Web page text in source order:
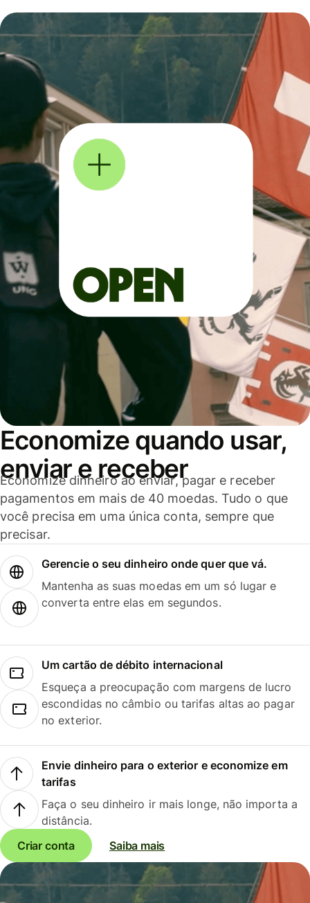
Economize quando usar,
enviar e receber
Economize dinheiro ao enviar, pagar e receber
pagamentos em mais de 40 moedas. Tudo o que
você precisa em uma única conta, sempre que
precisar.
Gerencie o seu dinheiro onde quer que vá.
Mantenha as suas moedas em um só lugar e
converta entre elas em segundos.
Um cartão de débito internacional
Esqueça a preocupação com margens de lucro
escondidas no câmbio ou tarifas altas ao pagar
no exterior.
Envie dinheiro para o exterior e economize em
tarifas
Faça o seu dinheiro ir mais longe, não importa a
distância.
Criar conta
Saiba mais